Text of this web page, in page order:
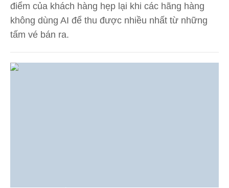
điểm của khách hàng hẹp lại khi các hãng hàng
không dùng AI để thu được nhiều nhất từ những
tấm vé bán ra.